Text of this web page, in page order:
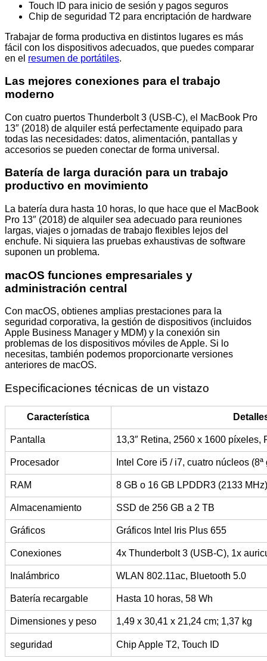
Touch ID para inicio de sesión y pagos seguros
Chip de seguridad T2 para encriptación de hardware
Trabajar de forma productiva en distintos lugares es más
fácil con los dispositivos adecuados, que puedes comparar
en el resumen de portátiles.
Las mejores conexiones para el trabajo
moderno
Con cuatro puertos Thunderbolt 3 (USB-C), el MacBook Pro
13″ (2018) de alquiler está perfectamente equipado para
todas las necesidades: datos, alimentación, pantallas y
accesorios se pueden conectar de forma universal.
Batería de larga duración para un trabajo
productivo en movimiento
La batería dura hasta 10 horas, lo que hace que el MacBook
Pro 13″ (2018) de alquiler sea adecuado para reuniones
largas, viajes o jornadas de trabajo flexibles lejos del
enchufe. Ni siquiera las pruebas exhaustivas de software
suponen un problema.
macOS funciones empresariales y
administración central
Con macOS, obtienes amplias prestaciones para la
seguridad corporativa, la gestión de dispositivos (incluidos
Apple Business Manager y MDM) y la conexión sin
problemas de los dispositivos móviles de Apple. Si lo
necesitas, también podemos proporcionarte versiones
anteriores de macOS.
Especificaciones técnicas de un vistazo
Característica
Pantalla 13,3″ Retina, 2560 x 1600 píxeles,
Procesador Intel Core i5 / i7, cuatro núcleos
RAM 8 GB o 16 GB LPDDR3 (2133 MHz)
Almacenamiento SSD de 256 GB a 2 TB
Gráficos Gráficos Intel Iris Plus 655
Conexiones 4x Thunderbolt 3 (USB-C), 1x
Inalámbrico WLAN 802.11ac, Bluetooth 5.0
Batería recargable Hasta 10 horas, 58 Wh
Dimensiones y peso 1,49 x 30,41 x 21,24 cm; 1,37 kg
seguridad Chip Apple T2, Touch ID